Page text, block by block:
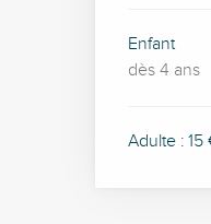
Enfant
dès 4 ans
Adulte : 15